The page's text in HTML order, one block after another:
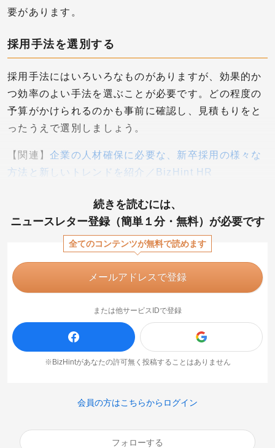
要があります。
採用手法を選別する
採用手法にはいろいろなものがありますが、効果的か
つ効率のよい手法を選ぶことが必要です。どの程度の
予算がかけられるのかも事前に確認し、見積もりをと
ったうえで選別しましょう。
【関連】企業の人材確保に必要な、新卒採用の様々な
方法と新しいトレンドを紹介／BizHint HR
続きを読むには、
ニュースレター登録（簡単１分・無料）が必要です
全てのコンテンツが無料で読めます
メールアドレスで登録
または他サービスIDで登録
※BizHintがあなたの許可無く投稿することはありません
会員の方はこちらからログイン
フォローする